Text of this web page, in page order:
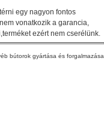
egy nagyon fontos
vonatkozik a garancia,
ezért nem cserélünk.
bútorok gyártása és forgalmazása